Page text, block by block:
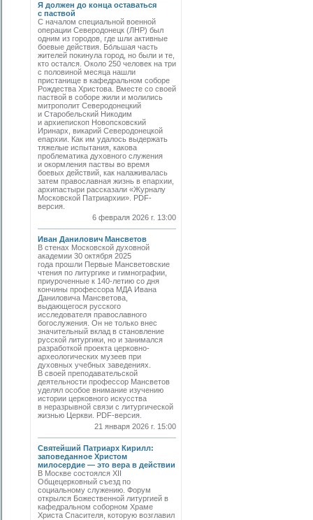
Я должен до конца оставаться
с паствой
С началом специальной военной
операции Северодонецк (ЛНР) был
одним из городов, где шли активные
боевые действия. Бо́льшая часть
жителей покинула город, но были и те,
кто остался. Около 250 человек на три
с половиной месяца нашли
пристанище в кафедральном соборе
Рождества Христова. Вместе со своей
паствой в соборе жили и молились
митрополит Северодонецкий
и Старобельский Никодим
и архиепископ Новопсковский
Иринарх, викарий Северодонецкой
епархии. Как им удалось выдержать
тяжелые испытания, какова
проблематика духовного служения
и окормления паствы во время
боевых действий, как налаживалась
затем православная жизнь в епархии,
архипастыри рассказали «Журналу
Московской Патриархии». PDF-
версия.
6 февраля 2026 г. 13:00
Иван Данилович Мансветов
В стенах Московской духовной
академии 30 октября 2025
года прошли Первые Мансветовские
чтения по литургике и гимнографии,
приуроченные к 140-летию со дня
кончины профессора МДА Ивана
Даниловича Мансветова,
выдающегося русского
исследователя православного
богослужения. Он не только внес
значительный вклад в становление
русской литургики, но и занимался
разработкой проекта церковно-
археологических музеев при
духовных учебных заведениях.
В своей преподавательской
деятельности профессор Мансветов
уделял особое внимание изучению
истории церковного искусства
в неразрывной связи с литургической
жизнью Церкви. PDF-версия.
21 января 2026 г. 15:00
Святейший Патриарх Кирилл:
заповеданное Христом
милосердие — это вера в действии
В Москве состоялся XII
Общецерковный съезд по
социальному служению. Форум
открылся Божественной литургией в
кафедральном соборном Храме
Христа Спасителя, которую возглавил